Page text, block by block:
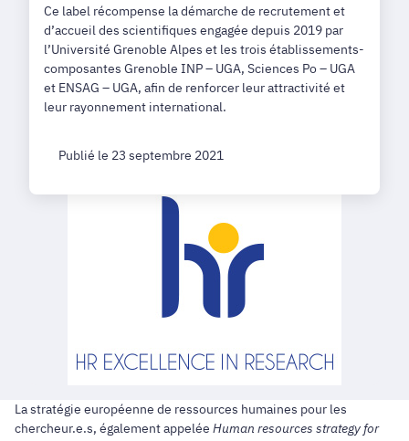
Ce label récompense la démarche de recrutement et
d’accueil des scientifiques engagée depuis 2019 par
l’Université Grenoble Alpes et les trois établissements-
composantes Grenoble INP – UGA, Sciences Po – UGA
et ENSAG – UGA, afin de renforcer leur attractivité et
leur rayonnement international.
Publié le 23 septembre 2021
La stratégie européenne de ressources humaines pour les
chercheur.e.s, également appelée Human resources strategy for